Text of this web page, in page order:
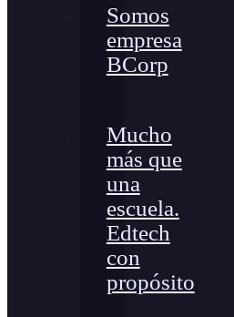
Somos
empresa
BCorp
Mucho
más que
una
escuela.
Edtech
con
propósito